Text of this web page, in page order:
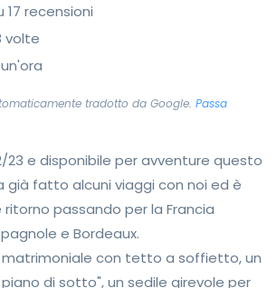
recensioni
volte
tradotto da Google. Passa
23 e disponibile per avventure questo
già fatto alcuni viaggi con noi ed è
passando per la Francia
e Bordeaux.
con tetto a soffietto, un
di sotto", un sedile girevole per